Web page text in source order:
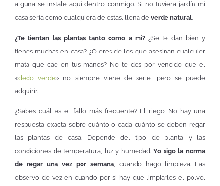
alguna se instale aquí dentro conmigo. Si no tuviera jardín mi
casa sería como cualquiera de estas, llena de verde natural.
¿Te tientan las plantas tanto como a mi?¿Se te dan bien y
tienes muchas en casa? ¿O eres de los que asesinan cualquier
mata que cae en tus manos? No te des por vencido que el
«dedo verde» no siempre viene de serie, pero se puede
adquirir.
¿Sabes cuál es el fallo más frecuente? El riego. No hay una
respuesta exacta sobre cuánto o cada cuánto se deben regar
las plantas de casa. Depende del tipo de planta y las
condiciones de temperatura, luz y humedad.Yo sigo la norma
de regar una vez por semana , cuando hago limpieza. Las
observo de vez en cuando por si hay que limpiarles el polvo,